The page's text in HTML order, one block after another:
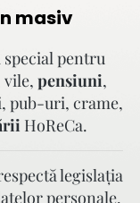
masiv
pentru
vile, pensiuni,
pub-uri, crame,
HoReCa.
legislaţia
personale.